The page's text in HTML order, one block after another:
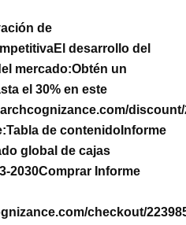
de
El desarrollo del
mercado:Obtén un
el 30% en este
discount/
Tabla de contenido Informe
global de cajas
2030Comprar Informe
checkout/